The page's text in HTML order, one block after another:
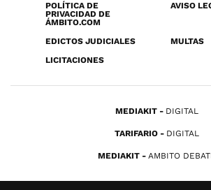
POLÍTICA DE
PRIVACIDAD DE
ÁMBITO.COM
AVISO
EDICTOS JUDICIALES
MULTAS
LICITACIONES
MEDIAKIT DIGITAL
TARIFARIO DIGITAL
MEDIAKIT AMBITO